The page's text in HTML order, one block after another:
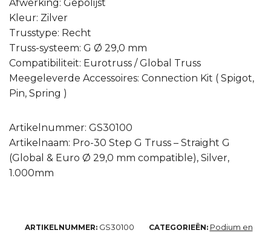
Afwerking: Gepolijst
Kleur: Zilver
Trusstype: Recht
Truss-systeem: G Ø 29,0 mm
Compatibiliteit: Eurotruss / Global Truss
Meegeleverde Accessoires: Connection Kit ( Spigot,
Pin, Spring )
Artikelnummer: GS30100
Artikelnaam: Pro-30 Step G Truss – Straight G
(Global & Euro Ø 29,0 mm compatible), Silver,
1.000mm
ARTIKELNUMMER: GS30100 CATEGORIEËN: Podium en